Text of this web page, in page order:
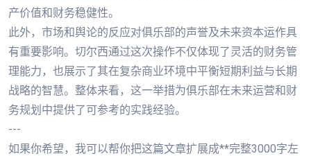
产价值和财务稳健性。
此外，市场和舆论的反应对俱乐部的声誉及未来资本运作具
有重要影响。切尔西通过这次操作不仅体现了灵活的财务管
理能力，也展示了其在复杂商业环境中平衡短期利益与长期
战略的智慧。整体来看，这一举措为俱乐部在未来运营和财
务规划中提供了可参考的实践经验。
---
如果你希望，我可以帮你把这篇文章扩展成**完整3000字左